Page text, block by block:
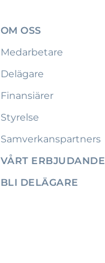
OM OSS
Medarbetare
Delägare
Finansiärer
Styrelse
Samverkanspartners
VÅRT ERBJUDANDE
BLI DELÄGARE